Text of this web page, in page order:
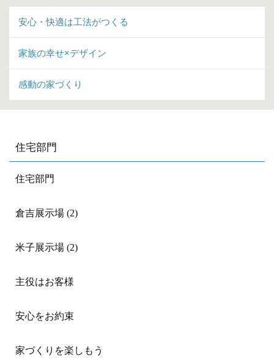
安心・快適は工法がつくる
家族の幸せ×デザイン
感動の家づくり
住宅部門
住宅部門
倉吉展示場 (2)
米子展示場 (2)
主役はお客様
安心をお約束
家づくりを楽しもう